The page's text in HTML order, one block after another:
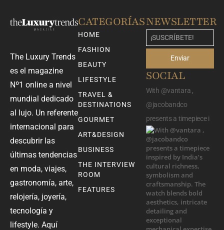
The Luxury Trends
es el magazine
Nº1 online a nivel
mundial dedicado
al lujo. Un referente
internacional para
descubrir las
últimas tendencias
en moda, viajes,
gastronomía, arte,
relojería, joyería,
tecnología y
lifestyle. Aquí
CATEGORÍAS
HOME
FASHION
BEAUTY
LIFESTYLE
TRAVEL &
DESTINATIONS
GOURMET
ART&DESIGN
BUSINESS
THE INTERVIEW
ROOM
FEATURES
NEWSLETTER
Enviar
SOCIAL
With @vantara ,
@jacobandco
presents a timepiece i